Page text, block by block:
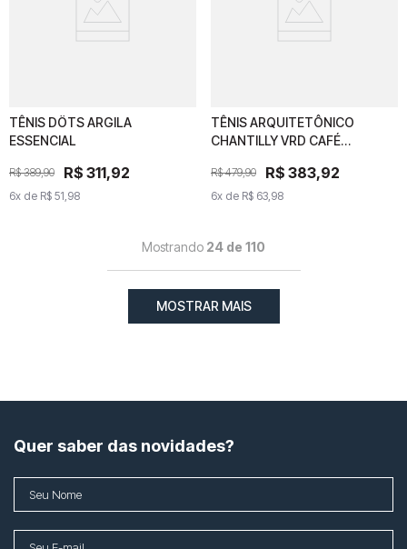
TÊNIS DÖTS ARGILA
ESSENCIAL
R$ 389,90 R$ 311,92
6x de R$ 51,98
TÊNIS DÖTS ARGILA
ESSENCIAL
R$ 389 90 R$311,
6x deR$ 51
TÊNIS ARQUITETÔNICO
CHANTILLY VRD CAFÉ
R$ 479,90 R$ 383,92
6x de R$ 63,98
TÊNIS ARQUITETÔNICO
CHANTILLY VRD CAFÉ
R$ 479 90 R$ 383,
6x deR$ 63
Mostrando 24 de 110
MOSTRAR MAIS
Quer saber das novidades?